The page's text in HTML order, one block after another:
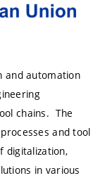
and automation
chains. The
and tool
digitalization,
in various